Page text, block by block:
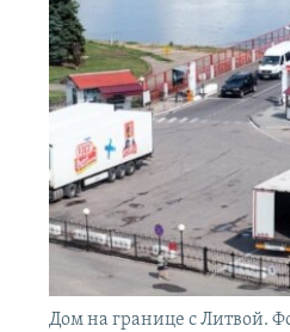
Дом на границе с Литвой.